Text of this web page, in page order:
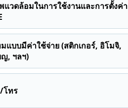
แวดล้อมในการใช้งานและการตั้งค่า
มแบบมีค่าใช้จ่าย (สติกเกอร์, อิโมจิ,
ญ, ฯลฯ)
โทร